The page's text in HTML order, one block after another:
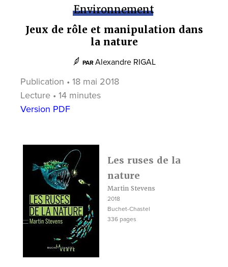
Environnement
Jeux de rôle et manipulation dans
la nature
PAR Alexandre RIGAL
Publication • 18 mai 2018
Lecture • 14 minutes
Version PDF
Les ruses de la
nature
Martin Stevens
2018
Buchet-Chastel
336 pages